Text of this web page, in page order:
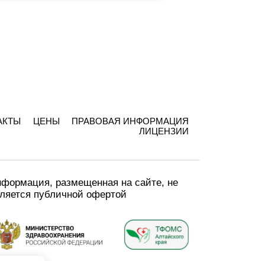
ЦЕНЫ
ПРАВОВАЯ ИНФОРМАЦИЯ
ЛИЦЕНЗИИ
размещенная на сайте, не
публичной офертой